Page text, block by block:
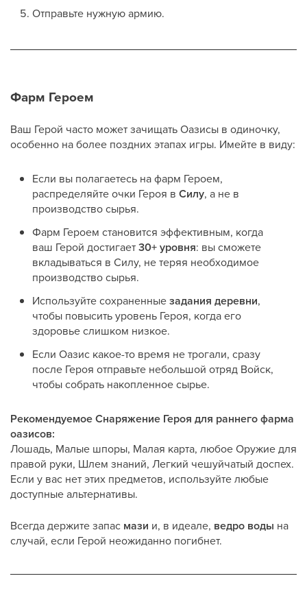
Отправьте нужную армию.
Фарм Героем
Ваш Герой часто может зачищать Оазисы в одиночку,
особенно на более поздних этапах игры. Имейте в виду:
Если вы полагаетесь на фарм Героем,
распределяйте очки Героя в Силу, а не в
производство сырья.
Фарм Героем становится эффективным, когда
ваш Герой достигает30+ уровня: вы сможете
вкладываться в Силу, не теряя необходимое
производство сырья.
Используйте сохраненныезадания деревни,
чтобы повысить уровень Героя, когда его
здоровье слишком низкое.
Если Оазис какое-то время не трогали, сразу
после Героя отправьте небольшой отряд Войск,
чтобы собрать накопленное сырье.
Рекомендуемое Снаряжение Героя для раннего фарма
оазисов:
Лошадь, Малые шпоры, Малая карта, любое Оружие для
правой руки, Шлем знаний, Легкий чешуйчатый доспех.
Если у вас нет этих предметов, используйте любые
доступные альтернативы.
Всегда держите запас мази и, в идеале, ведро воды на
случай, если Герой неожиданно погибнет.